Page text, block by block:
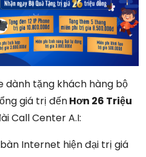
dành tặng khách hàng bộ
giá trị đếnHơn 26 Triệu
Call Center A.I:
Internet hiện đại trị giá